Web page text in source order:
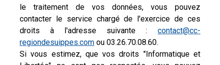
le traitement de vos données, vous pouvez
contacter le service chargé de l'exercice de ces
droits à l'adresse suivante : contact@cc-
regiondesuippes.com ou 03.26.70.08.60.
Si vous estimez, que vos droits "Informatique et